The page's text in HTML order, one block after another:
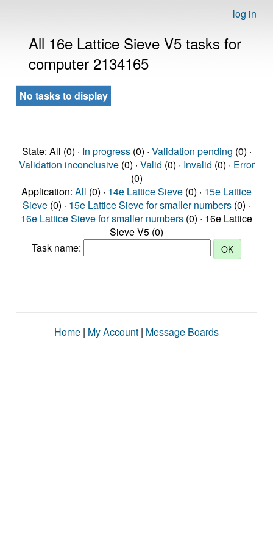
log in
All 16e Lattice Sieve V5 tasks for
computer 2134165
No tasks to display
State: All (0) · In progress(0) · Validation pending (0) ·
Validation inconclusive(0) · Valid (0) · Invalid (0) · Error
(0)
Application: All (0) · 14e Lattice Sieve (0) · 15e Lattice
Sieve (0) · 15e Lattice Sieve for smaller numbers (0) ·
16e Lattice Sieve for smaller numbers (0) · 16e Lattice
Sieve V5 (0)
Task name:
Home | My Account | Message Boards